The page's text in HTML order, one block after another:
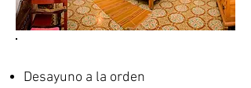
Desayuno a la orden